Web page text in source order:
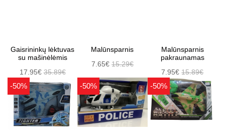
Gaisrininkų lėktuvas
su mašinėlėmis
17.95€35.89€
Malūnsparnis
7.65€ 15.29€
Malūnsparnis
pakraunamas
7.95€15.89€
-50% -50% -50%